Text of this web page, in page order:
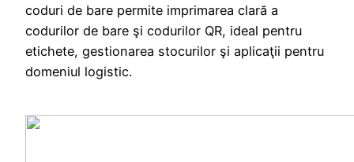
coduri de bare permite imprimarea clară a
codurilor de bare şi codurilor QR, ideal pentru
etichete, gestionarea stocurilor şi aplicaţii pentru
domeniul logistic.